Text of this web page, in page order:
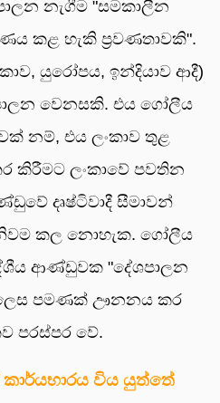
නැගීම "සමකාලීන
කළ හැකි ප්‍රවණතාවකි".
යුරෝපය, ඉන්දියාව ආදී)
වෙනසකි. එය ගෝලීය
නම්, එය ලංකාව තුළ
කිරීමට ලංකාවේ පවතින
දෘෂ්ටිවාදී සීමාවන්
කල නොහැක. ගෝලීය
ආණ්ඩුවක "දේශපාලන
පමණක් ඌනනය කර
පරස්පර වේ.
විය යුත්තේ